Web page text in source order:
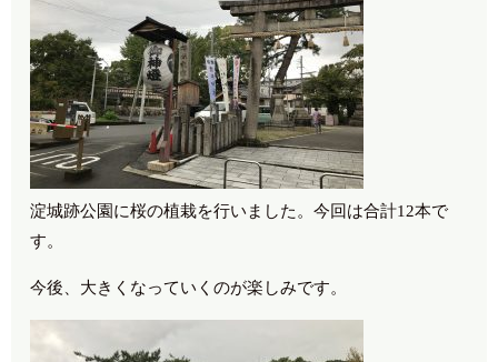
淀城跡公園に桜の植栽を行いました。今回は合計12本で
す。
今後、大きくなっていくのが楽しみです。